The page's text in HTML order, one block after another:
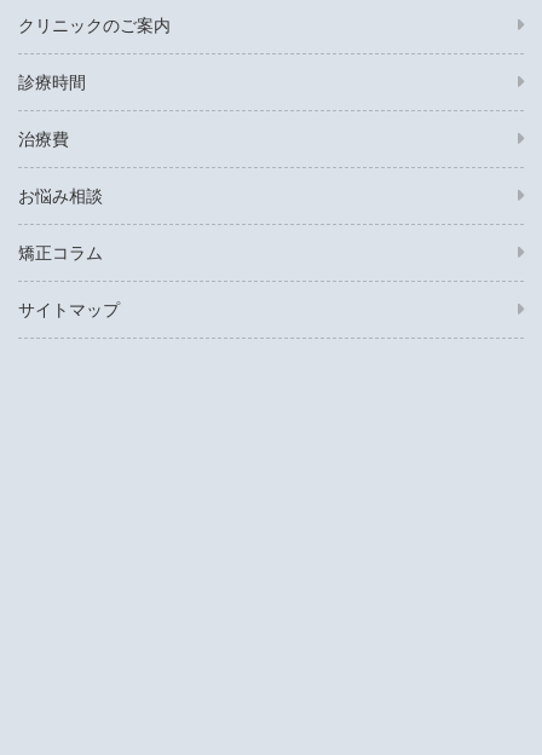
クリニックのご案内
診療時間
治療費
お悩み相談
矯正コラム
サイトマップ